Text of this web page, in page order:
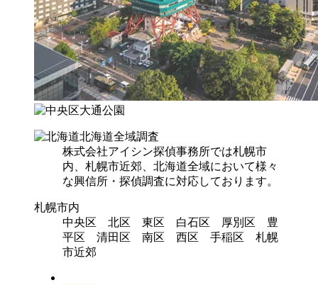
北海道全域調査
株式会社アイシン探偵事務所では札幌市
内、札幌市近郊、北海道全域において様々
な興信所・探偵調査に対応しております。
札幌市内
中央区 北区 東区 白石区 厚別区 豊
平区 清田区 南区 西区 手稲区 札幌
市近郊